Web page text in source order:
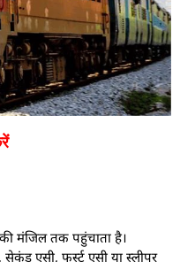
मंजिल तक पहुंचाता है।
एसी, फर्स्ट एसी या स्लीपर